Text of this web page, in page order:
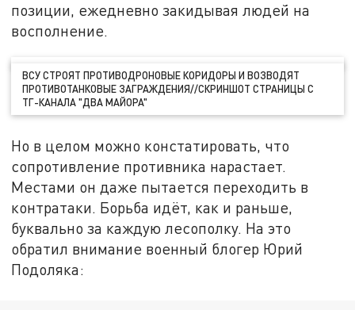
позиции, ежедневно закидывая людей на
восполнение.
ВСУ СТРОЯТ ПРОТИВОДРОНОВЫЕ КОРИДОРЫ И ВОЗВОДЯТ
ПРОТИВОТАНКОВЫЕ ЗАГРАЖДЕНИЯ//СКРИНШОТ СТРАНИЦЫ С
ТГ-КАНАЛА "ДВА МАЙОРА"
Но в целом можно констатировать, что
сопротивление противника нарастает.
Местами он даже пытается переходить в
контратаки. Борьба идёт, как и раньше,
буквально за каждую лесополку. На это
обратил внимание военный блогер Юрий
Подоляка: